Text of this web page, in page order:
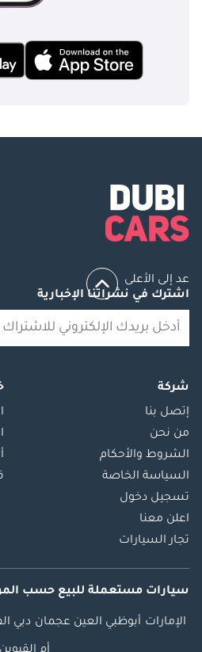
عد إلى الأعلى
اشترك في نشراتنا الإخبارية
شركة
إتصل بنا
من نحن
الشروط والأحكام
السياسة الخاصة
تسجيل دخول
اعلن معنا
تجار السيارات
سيارات مستعملة للبيع حسب
الإمارات أبوظبي العين عجمان دبي